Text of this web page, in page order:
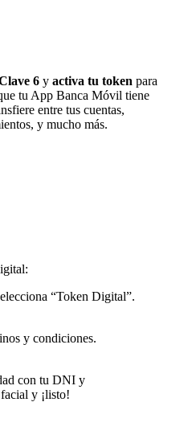
6 y activa tu token para
tu App Banca Móvil tiene
entre tus cuentas,
y mucho más.
“Token Digital”.
y condiciones.
con tu DNI y
y ¡listo!